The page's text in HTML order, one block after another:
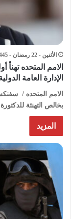
الأثنين - 22 رمضان - 1445هـ / 1 أبريل - 2024م / 8:04 صباحًا
الامم المتحده
الإدارة العامة الدولية
الامم المتحده /
بخالص التهنئة
المزيد